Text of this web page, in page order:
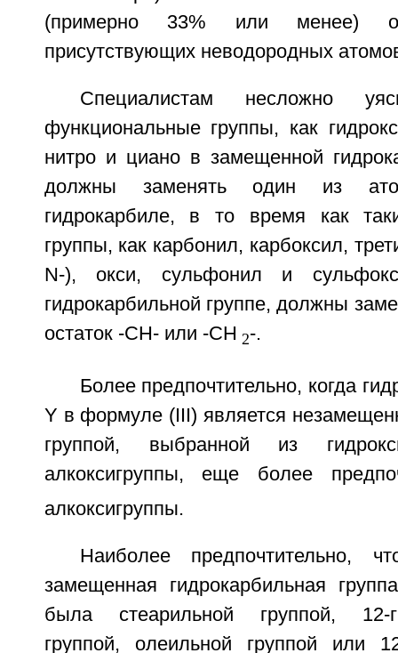
(примерно 33% или менее)
присутствующих неводородных
Специалистам несложно
функциональные группы, как
нитро и циано в замещенной
должны заменять один из
гидрокарбиле, в то время как
группы, как карбонил, карбоксил,
N-), окси, сульфонил и
гидрокарбильной группе, должны
остаток -СН- или -СН 2-.
Более предпочтительно, когда
Y в формуле (III) является
группой, выбранной из
алкоксигруппы, еще более
алкоксигруппы.
Наиболее предпочтительно,
замещенная гидрокарбильная
была стеарильной группой, 12-
группой, олеильной группой или